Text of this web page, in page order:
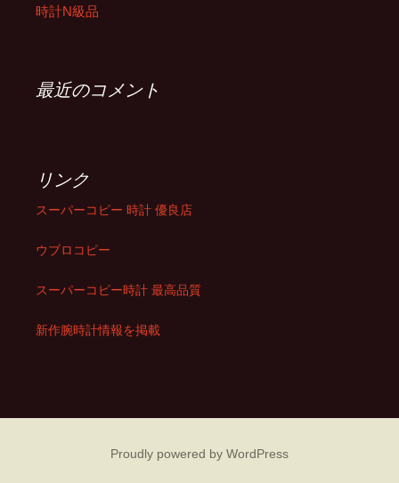
時計N級品
最近のコメント
リンク
スーパーコピー 時計 優良店
ウブロコピー
スーパーコピー時計 最高品質
新作腕時計情報を掲載
Proudly powered by WordPress